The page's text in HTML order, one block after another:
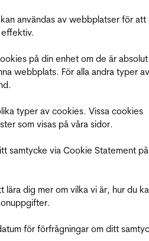
användas av webbplatser för att
effektiv.
på din enhet om de är absolut
webbplats. För alla andra typer av
typer av cookies. Vissa cookies
som visas på våra sidor.
samtycke via Cookie Statement
lära dig mer om vilka vi är, hur du
för förfrågningar om ditt